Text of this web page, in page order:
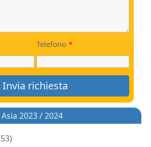
Telefono *
2023 / 2024